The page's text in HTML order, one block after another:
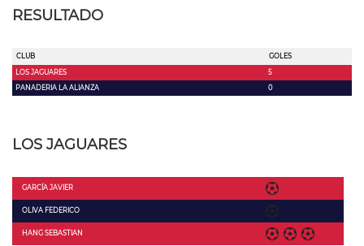
RESULTADO
CLUB
GOLES
LOS JAGUARES
5
PANADERIA LA ALIANZA
0
LOS JAGUARES
GARCÍA JAVIER
OLIVA FEDERICO
HANG SEBASTIAN